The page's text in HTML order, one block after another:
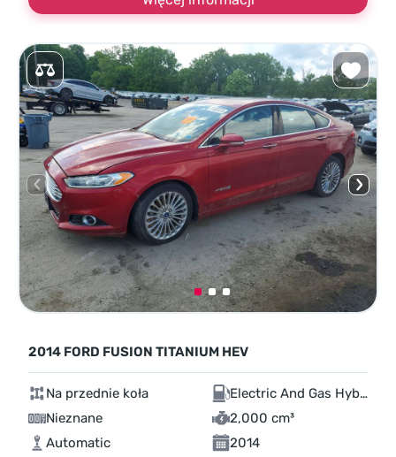
2014 FORD FUSION TITANIUM HEV
Na przednie koła
Electric And Gas Hybrid
Nieznane
2,000 cm³
Automatic
2014